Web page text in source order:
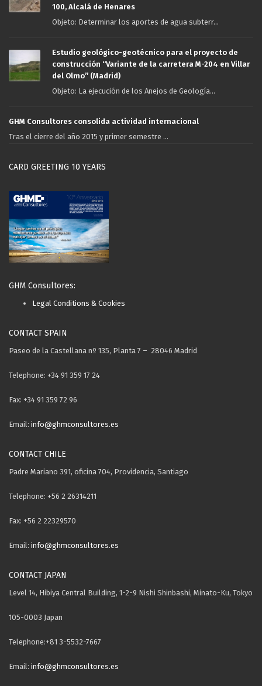
100, Alcalá de Henares
Objeto: Determinar los aportes de agua subterr...
Estudio geológico-geotécnico para el proyecto de
construcción “Variante de la carretera M-204 en Villar
del Olmo” (Madrid)
Objeto: La ejecución de los Anejos de Geología...
GHM Consultores consolida actividad internacional
Tras el cierre del año 2015 y primer semestre ...
CARD GREETING 10 YEARS
GHM Consultores:
Legal Conditions & Cookies
CONTACT SPAIN
Paseo de la Castellana nº 135, Planta 7 – 28046 Madrid
Telephone: +34 91 359 17 24
Fax: +34 91 359 72 96
Email: info@ghmconsultores.es
CONTACT CHILE
Padre Mariano 391, oficina 704, Providencia, Santiago
Telephone: +56 2 26314211
Fax: +56 2 22329570
Email: info@ghmconsultores.es
CONTACT JAPAN
Level 14, Hibiya Central Building, 1-2-9 Nishi Shinbashi, Minato-Ku, Tokyo
105-0003 Japan
Telephone:+81 3-5532-7667
Email: info@ghmconsultores.es